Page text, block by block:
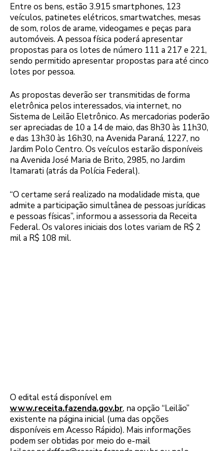
Entre os bens, estão 3.915 smartphones, 123
veículos, patinetes elétricos, smartwatches, mesas
de som, rolos de arame, videogames e peças para
automóveis. A pessoa física poderá apresentar
propostas para os lotes de número 111 a 217 e 221,
sendo permitido apresentar propostas para até cinco
lotes por pessoa.
As propostas deverão ser transmitidas de forma
eletrônica pelos interessados, via internet, no
Sistema de Leilão Eletrônico. As mercadorias poderão
ser apreciadas de 10 a 14 de maio, das 8h30 às 11h30,
e das 13h30 às 16h30, na Avenida Paraná, 1227, no
Jardim Polo Centro. Os veículos estarão disponíveis
na Avenida José Maria de Brito, 2985, no Jardim
Itamarati (atrás da Polícia Federal).
“O certame será realizado na modalidade mista, que
admite a participação simultânea de pessoas jurídicas
e pessoas físicas”, informou a assessoria da Receita
Federal. Os valores iniciais dos lotes variam de R$ 2
mil a R$ 108 mil.
O edital está disponível em
www.receita.fazenda.gov.br, na opção “Leilão”
existente na página inicial (uma das opções
disponíveis em Acesso Rápido). Mais informações
podem ser obtidas por meio do e-mail